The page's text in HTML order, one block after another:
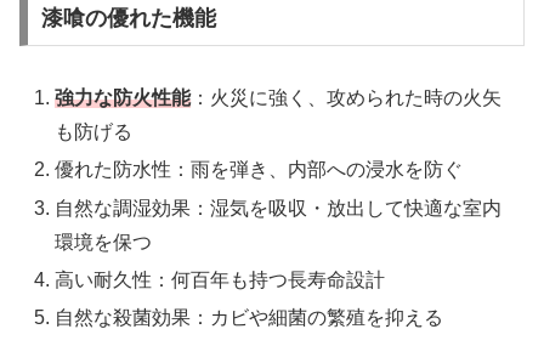
漆喰の優れた機能
強力な防火性能：火災に強く、攻められた時の火矢
も防げる
優れた防水性：雨を弾き、内部への浸水を防ぐ
自然な調湿効果：湿気を吸収・放出して快適な室内
環境を保つ
高い耐久性：何百年も持つ長寿命設計
自然な殺菌効果：カビや細菌の繁殖を抑える